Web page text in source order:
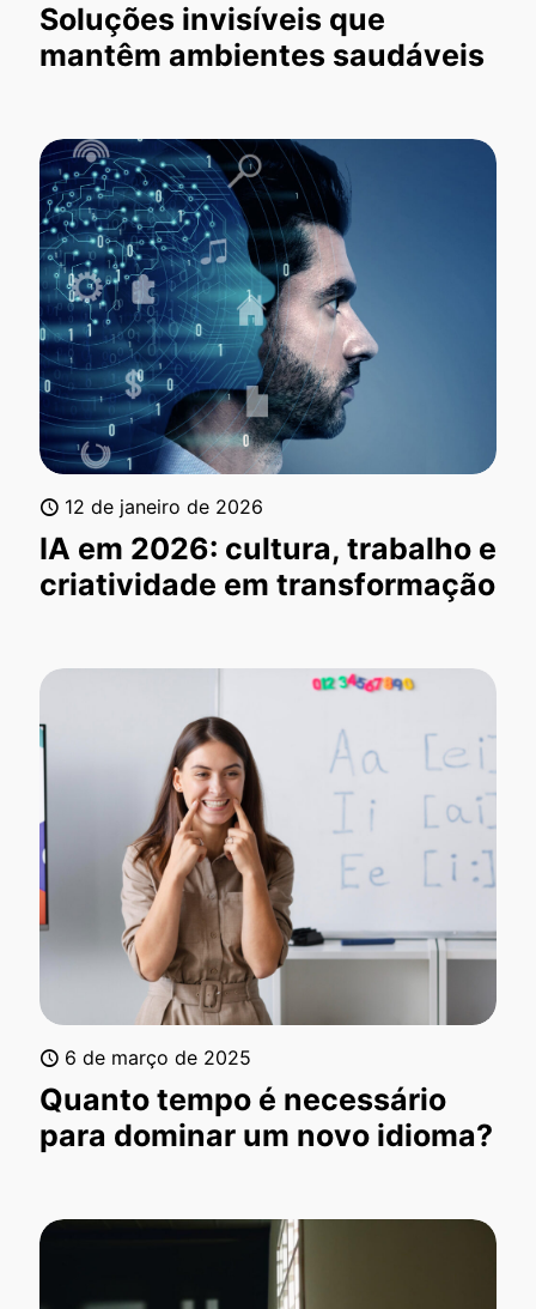
Soluções invisíveis que
mantêm ambientes saudáveis
12 de janeiro de 2026
IA em 2026: cultura, trabalho e
criatividade em transformação
6 de março de 2025
Quanto tempo é necessário
para dominar um novo idioma?